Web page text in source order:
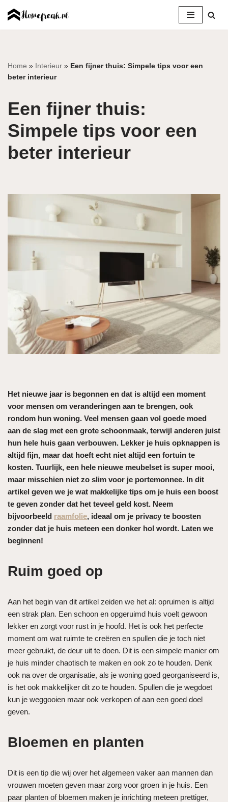
inhoud
Home » Interieur » Een fijner thuis: Simpele tips voor een
beter interieur
Een fijner thuis:
Simpele tips voor een
beter interieur
Het nieuwe jaar is begonnen en dat is altijd een moment
voor mensen om veranderingen aan te brengen, ook
rondom hun woning. Veel mensen gaan vol goede moed
aan de slag met een grote schoonmaak, terwijl anderen juist
hun hele huis gaan verbouwen. Lekker je huis opknappen is
altijd fijn, maar dat hoeft echt niet altijd een fortuin te
kosten. Tuurlijk, een hele nieuwe meubelset is super mooi,
maar misschien niet zo slim voor je portemonnee. In dit
artikel geven we je wat makkelijke tips om je huis een boost
te geven zonder dat het teveel geld kost. Neem
bijvoorbeeld raamfolie, ideaal om je privacy te boosten
zonder dat je huis meteen een donker hol wordt. Laten we
beginnen!
Ruim goed op
Aan het begin van dit artikel zeiden we het al: opruimen is altijd
een strak plan. Een schoon en opgeruimd huis voelt gewoon
lekker en zorgt voor rust in je hoofd. Het is ook het perfecte
moment om wat ruimte te creëren en spullen die je toch niet
meer gebruikt, de deur uit te doen. Dit is een simpele manier om
je huis minder chaotisch te maken en ook zo te houden. Denk
ook na over de organisatie, als je woning goed georganiseerd is,
is het ook makkelijker dit zo te houden. Spullen die je wegdoet
kun je weggooien maar ook verkopen of aan een goed doel
geven.
Bloemen en planten
Dit is een tip die wij over het algemeen vaker aan mannen dan
vrouwen moeten geven maar zorg voor groen in je huis. Een
paar planten of bloemen maken je inrichting meteen prettiger,